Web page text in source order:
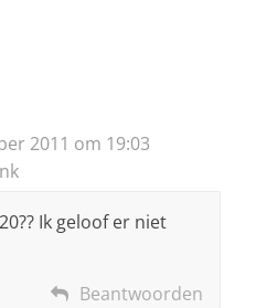
2011 om 19:03
Ik geloof er niet
Beantwoorden